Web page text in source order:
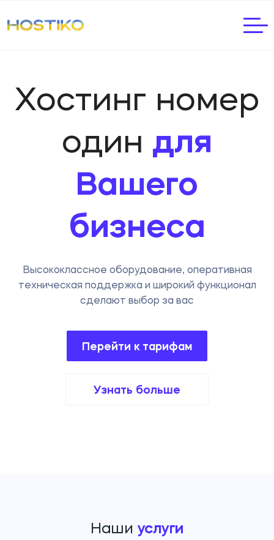
Хостинг номер
один для
Вашего
бизнеса
Высококлассное оборудование, оперативная
техническая поддержка и широкий функционал
сделают выбор за вас
Перейти к тарифам
Узнать больше
Наши услуги